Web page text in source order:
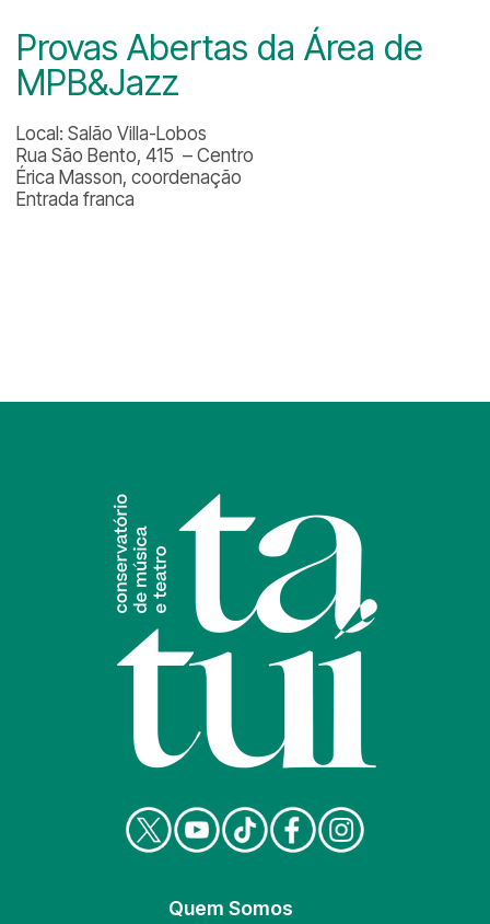
Provas Abertas da Área de
MPB&Jazz
Local: Salão Villa-Lobos
Rua São Bento, 415 – Centro
Érica Masson, coordenação
Entrada franca
Quem Somos